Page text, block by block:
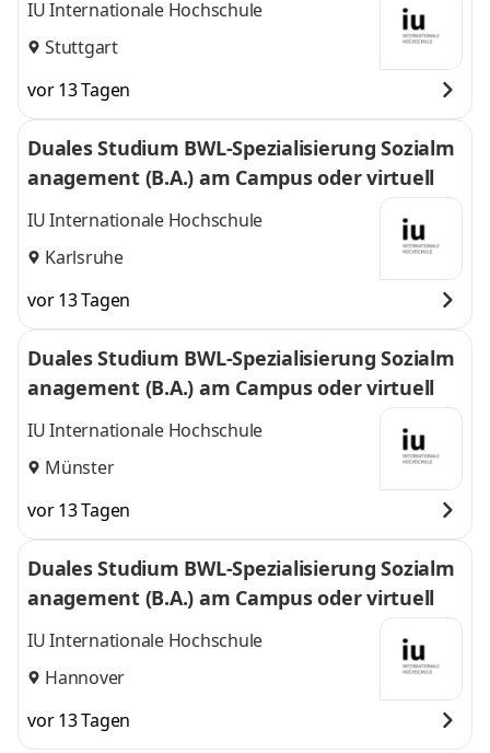
IU Internationale Hochschule
Stuttgart
vor 13 Tagen
Duales Studium BWL-Spezialisierung Sozialm
anagement (B.A.) am Campus oder virtuell
IU Internationale Hochschule
Karlsruhe
vor 13 Tagen
Duales Studium BWL-Spezialisierung Sozialm
anagement (B.A.) am Campus oder virtuell
IU Internationale Hochschule
Münster
vor 13 Tagen
Duales Studium BWL-Spezialisierung Sozialm
anagement (B.A.) am Campus oder virtuell
IU Internationale Hochschule
Hannover
vor 13 Tagen